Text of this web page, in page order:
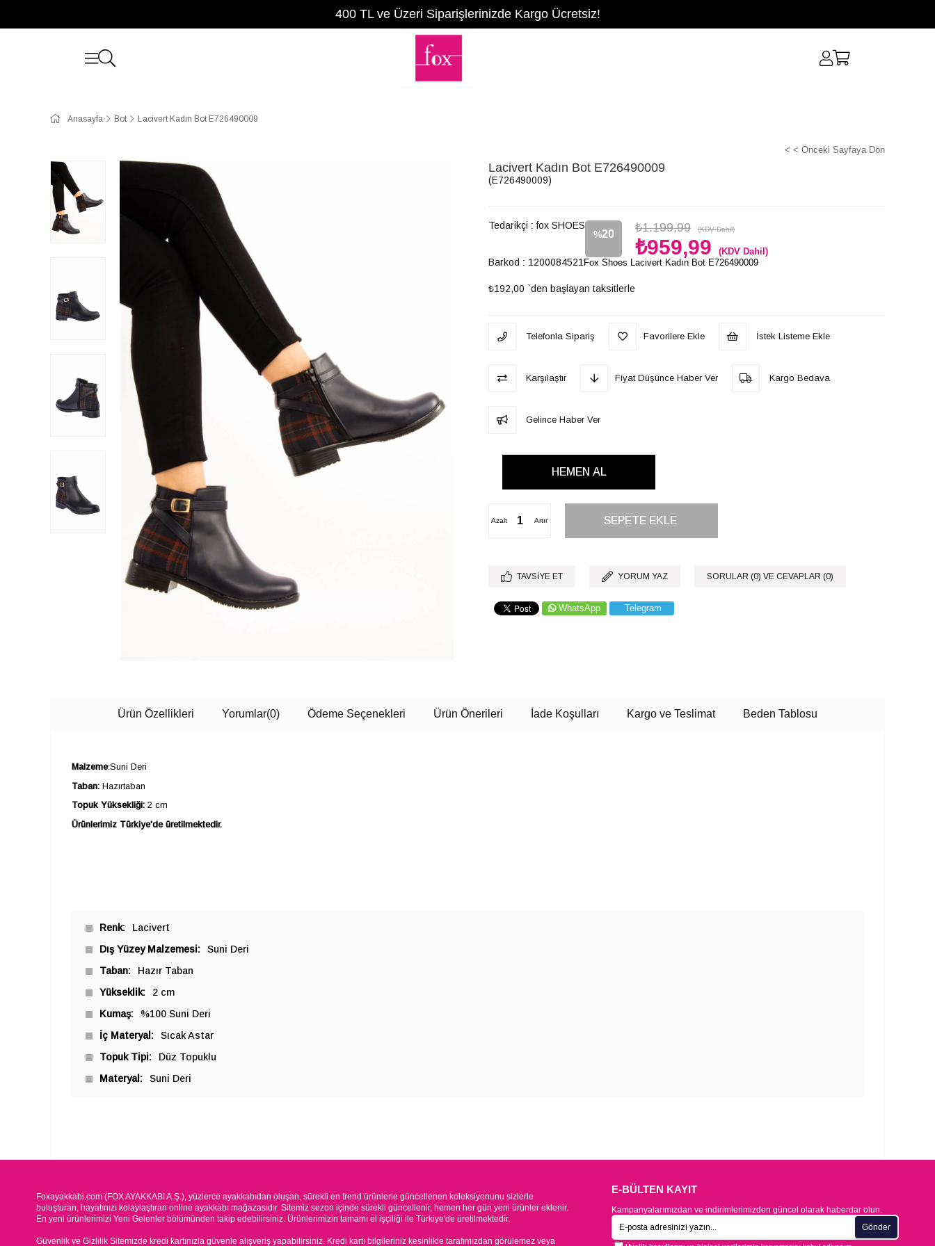
400 TL ve Üzeri Siparişlerinizde Kargo Ücretsiz!
Anasayfa Bot Lacivert Kadın Bot E726490009
< < Önceki Sayfaya Dön
Lacivert Kadın Bot E726490009
(E726490009)
Tedarikçi : fox SHOES
%20
İndirim
₺1.199,99 (KDV Dahil)
₺959,99 (KDV Dahil)
Barkod : 1200084521
₺192,00 `den başlayan taksitlerle
Fox Shoes Lacivert Kadın Bot E726490009
Telefonla Sipariş Favorilere Ekle İstek Listeme Ekle
Karşılaştır Fiyat Düşünce Haber Ver Kargo Bedava
Gelince Haber Ver
Artır
Azalt
TAVSIYE ET YORUM YAZ SORULAR (0) VE CEVAPLAR (0)
WhatsApp Telegram
Ürün Özellikleri Yorumlar(0) Ödeme Seçenekleri Ürün Önerileri İade Koşulları Kargo ve Teslimat Beden Tablosu
Malzeme:Suni Deri
Taban: Hazırtaban
Topuk Yüksekliği: 2 cm
Ürünlerimiz Türkiye'de üretilmektedir.
Renk
Lacivert
Dış Yüzey Malzemesi
Suni Deri
Taban
Hazır Taban
Yükseklik
2 cm
Kumaş
%100 Suni Deri
İç Materyal
Sıcak Astar
Topuk Tipi
Düz Topuklu
Materyal
Suni Deri
Foxayakkabi.com (FOX AYAKKABI A.Ş.), yüzlerce ayakkabıdan oluşan, sürekli en trend ürünlerle güncellenen koleksiyonunu sizlerle
buluşturan, hayatınızı kolaylaştıran online ayakkabı mağazasıdır. Sitemiz sezon içinde sürekli güncellenir, hemen her gün yeni ürünler eklenir.
En yeni ürünlerimizi Yeni Gelenler bölümünden takip edebilirsiniz. Ürünlerimizin tamamı el işçiliği ile Türkiye'de üretilmektedir.
Güvenlik ve Gizlilik Sitemizde kredi kartınızla güvenle alışveriş yapabilirsiniz. Kredi kartı bilgileriniz kesinlikle tarafımızdan görülemez veya
E-BÜLTEN KAYIT
Kampanyalarımızdan ve indirimlerimizden güncel olarak haberdar olun.
Gönder